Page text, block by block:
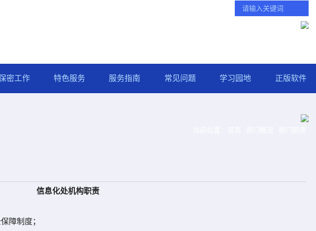
密工作 特色服务 服务指南 常见问题 学习园地 正版软件
信息化处机构职责
障制度；